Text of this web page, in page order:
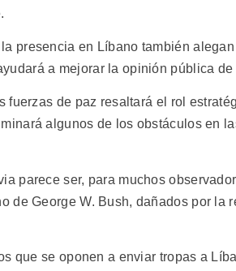
presencia en Líbano también
a mejorar la opinión pública
fuerzas de paz resaltará el rol
algunos de los obstáculos en
parece ser, para muchos
de George W. Bush, dañados por la
que se oponen a enviar tropas a